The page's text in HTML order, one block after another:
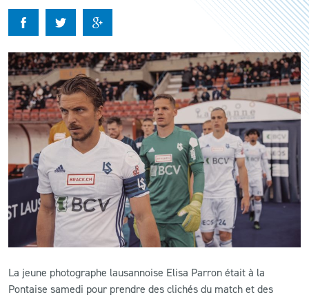
FANS
KIDS
BUSINESS
RESTAURATION
CLUB
CONTACT
ACTUALITÉS
LS E-SHOP
La jeune photographe lausannoise Elisa Parron était à la
Pontaise samedi pour prendre des clichés du match et des